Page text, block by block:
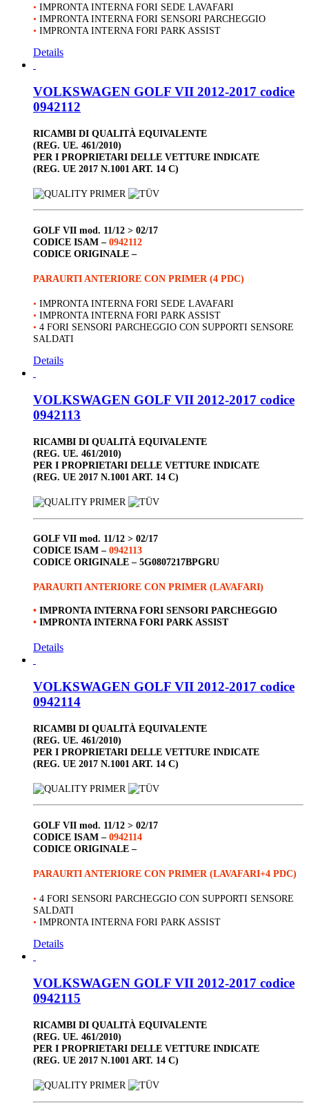
• IMPRONTA INTERNA FORI SEDE LAVAFARI
• IMPRONTA INTERNA FORI SENSORI PARCHEGGIO
• IMPRONTA INTERNA FORI PARK ASSIST
Details
VOLKSWAGEN GOLF VII 2012-2017 codice
0942112
RICAMBI DI QUALITÀ EQUIVALENTE
(REG. UE. 461/2010)
PER I PROPRIETARI DELLE VETTURE INDICATE
(REG. UE 2017 N.1001 ART. 14 C)
GOLF VII mod. 11/12 > 02/17
CODICE ISAM – 0942112
CODICE ORIGINALE –
PARAURTI ANTERIORE CON PRIMER (4 PDC)
• IMPRONTA INTERNA FORI SEDE LAVAFARI
• IMPRONTA INTERNA FORI PARK ASSIST
• 4 FORI SENSORI PARCHEGGIO CON SUPPORTI SENSORE
SALDATI
Details
VOLKSWAGEN GOLF VII 2012-2017 codice
0942113
RICAMBI DI QUALITÀ EQUIVALENTE
(REG. UE. 461/2010)
PER I PROPRIETARI DELLE VETTURE INDICATE
(REG. UE 2017 N.1001 ART. 14 C)
GOLF VII mod. 11/12 > 02/17
CODICE ISAM – 0942113
CODICE ORIGINALE – 5G0807217BPGRU
PARAURTI ANTERIORE CON PRIMER (LAVAFARI)
• IMPRONTA INTERNA FORI SENSORI PARCHEGGIO
• IMPRONTA INTERNA FORI PARK ASSIST
Details
VOLKSWAGEN GOLF VII 2012-2017 codice
0942114
RICAMBI DI QUALITÀ EQUIVALENTE
(REG. UE. 461/2010)
PER I PROPRIETARI DELLE VETTURE INDICATE
(REG. UE 2017 N.1001 ART. 14 C)
GOLF VII mod. 11/12 > 02/17
CODICE ISAM – 0942114
CODICE ORIGINALE –
PARAURTI ANTERIORE CON PRIMER (LAVAFARI+4 PDC)
• 4 FORI SENSORI PARCHEGGIO CON SUPPORTI SENSORE
SALDATI
• IMPRONTA INTERNA FORI PARK ASSIST
Details
VOLKSWAGEN GOLF VII 2012-2017 codice
0942115
RICAMBI DI QUALITÀ EQUIVALENTE
(REG. UE. 461/2010)
PER I PROPRIETARI DELLE VETTURE INDICATE
(REG. UE 2017 N.1001 ART. 14 C)